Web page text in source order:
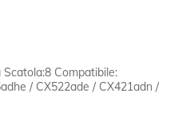
Compatibile:
/ CX522ade / CX421adn /